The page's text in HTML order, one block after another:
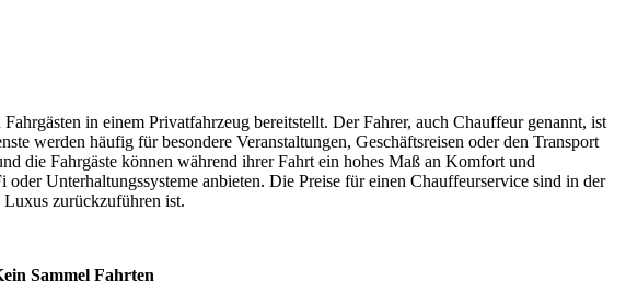
in einem Privatfahrzeug bereitstellt. Der Fahrer, auch Chauffeur genannt, ist
werden häufig für besondere Veranstaltungen, Geschäftsreisen oder den Transport
die Fahrgäste können während ihrer Fahrt ein hohes Maß an Komfort und
Unterhaltungssysteme anbieten. Die Preise für einen Chauffeurservice sind in der
Luxus zurückzuführen ist.
Sammel Fahrten